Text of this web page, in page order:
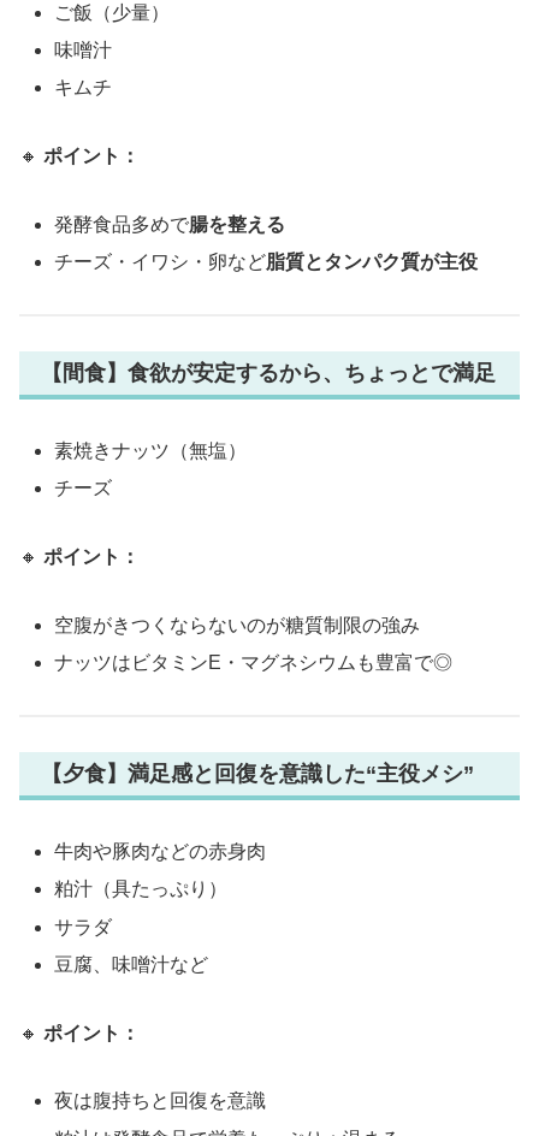
ご飯（少量）
味噌汁
キムチ
🔸 ポイント：
発酵食品多めで腸を整える
チーズ・イワシ・卵など脂質とタンパク質が主役
【間食】食欲が安定するから、ちょっとで満足
素焼きナッツ（無塩）
チーズ
🔸 ポイント：
空腹がきつくならないのが糖質制限の強み
ナッツはビタミンE・マグネシウムも豊富で◎
【夕食】満足感と回復を意識した“主役メシ”
牛肉や豚肉などの赤身肉
粕汁（具たっぷり）
サラダ
豆腐、味噌汁など
🔸 ポイント：
夜は腹持ちと回復を意識